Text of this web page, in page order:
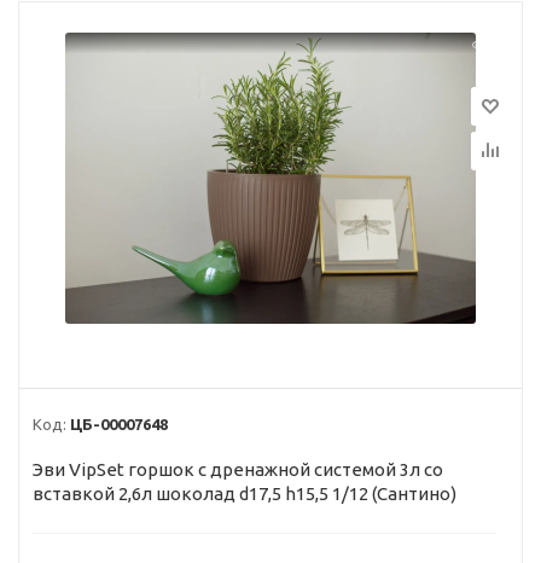
Код: ЦБ-00007648
Эви VipSet горшок с дренажной системой 3л со
вставкой 2,6л шоколад d17,5 h15,5 1/12 (Сантино)